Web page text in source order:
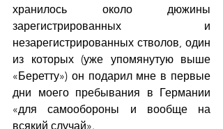
хранилось около дюжины
зарегистрированных и
незарегистрированных стволов, один
из которых (уже упомянутую выше
«Беретту») он подарил мне в первые
дни моего пребывания в Германии
«для самообороны и вообще на
всякий случай».